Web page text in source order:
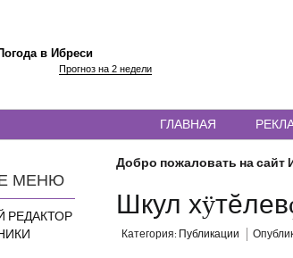
в Ибреси
Прогноз на 2 недели
ГЛАВНАЯ
МЕНЮ
РЕДАКТОР
Добро пожаловать на сайт
Шкул
Категория: Публикации